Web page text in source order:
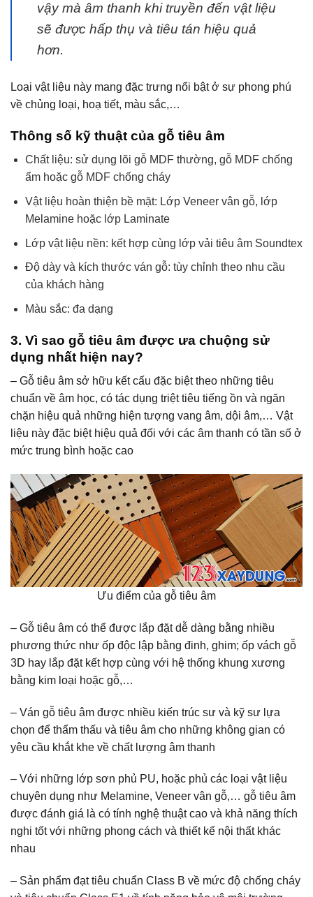
vậy mà âm thanh khi truyền đến vật liệu
sẽ được hấp thụ và tiêu tán hiệu quả
hơn.
Loại vật liệu này mang đặc trưng nổi bật ở sự phong phú
về chủng loại, hoạ tiết, màu sắc,…
Thông số kỹ thuật của gỗ tiêu âm
Chất liệu: sử dụng lõi gỗ MDF thường, gỗ MDF chống
ẩm hoặc gỗ MDF chống cháy
Vật liệu hoàn thiện bề mặt: Lớp Veneer vân gỗ, lớp
Melamine hoặc lớp Laminate
Lớp vật liệu nền: kết hợp cùng lớp vải tiêu âm Soundtex
Độ dày và kích thước ván gỗ: tùy chỉnh theo nhu cầu
của khách hàng
Màu sắc: đa dạng
3. Vì sao gỗ tiêu âm được ưa chuộng sử
dụng nhất hiện nay?
– Gỗ tiêu âm sở hữu kết cấu đặc biệt theo những tiêu
chuẩn về âm học, có tác dụng triệt tiêu tiếng ồn và ngăn
chặn hiệu quả những hiện tượng vang âm, dội âm,… Vật
liệu này đặc biệt hiệu quả đối với các âm thanh có tần số ở
mức trung bình hoặc cao
Ưu điểm của gỗ tiêu âm
– Gỗ tiêu âm có thể được lắp đặt dễ dàng bằng nhiều
phương thức như ốp độc lập bằng đinh, ghim; ốp vách gỗ
3D hay lắp đặt kết hợp cùng với hệ thống khung xương
bằng kim loại hoặc gỗ,…
– Ván gỗ tiêu âm được nhiều kiến trúc sư và kỹ sư lựa
chọn để thẩm thấu và tiêu âm cho những không gian có
yêu cầu khắt khe về chất lượng âm thanh
– Với những lớp sơn phủ PU, hoặc phủ các loại vật liệu
chuyên dụng như Melamine, Veneer vân gỗ,… gỗ tiêu âm
được đánh giá là có tính nghệ thuật cao và khả năng thích
nghi tốt với những phong cách và thiết kế nội thất khác
nhau
– Sản phẩm đạt tiêu chuẩn Class B về mức độ chống cháy